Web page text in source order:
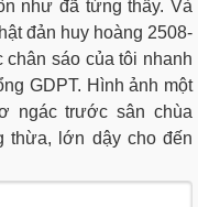
như đã từng thấy. Và
đản huy hoàng 2508-
sáo của tôi nhanh
GDPT. Hình ảnh một
ngác trước sân chùa
thừa, lớn dậy cho đến